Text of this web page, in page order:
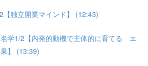
【独立開業マインド】 (12:43)
学1/2【内発的動機で主体的に育てる エ
】 (13:39)